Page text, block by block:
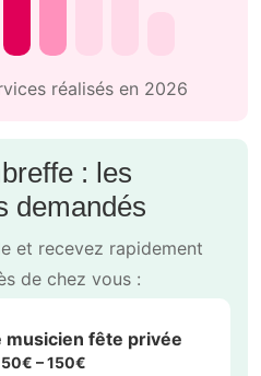
réalisés en 2026
: les
demandés
et recevez rapidement
de chez vous :
musicien fête privée
50€ – 150€